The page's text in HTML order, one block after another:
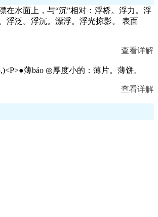
在水面上，与“沉”相对：浮桥。浮力。浮
浮泛。浮沉。漂浮。浮光掠影。 表面
查看详解
)<P>●薄báo ◎厚度小的：薄片。薄饼。
查看详解